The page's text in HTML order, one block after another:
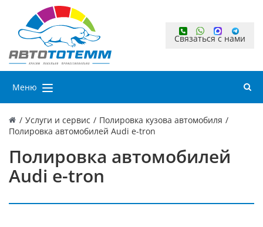
Связаться с нами
Меню
/ Услуги и сервис / Полировка кузова автомобиля /
Полировка автомобилей Audi e-tron
Полировка автомобилей
Audi e-tron